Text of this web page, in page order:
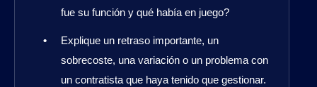
fue su función y qué había en juego?
Explique un retraso importante, un
sobrecoste, una variación o un problema con
un contratista que haya tenido que gestionar.